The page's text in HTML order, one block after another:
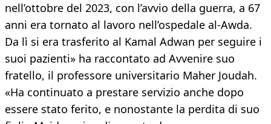
nell’ottobre del 2023, con l’avvio della guerra, a 67
anni era tornato al lavoro nell’ospedale al-Awda.
Da lì si era trasferito al Kamal Adwan per seguire i
suoi pazienti» ha raccontato ad Avvenire suo
fratello, il professore universitario Maher Joudah.
«Ha continuato a prestare servizio anche dopo
essere stato ferito, e nonostante la perdita di suo